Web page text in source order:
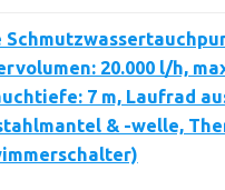
20.000 l/h,
7 m, Laufrad
& -welle,